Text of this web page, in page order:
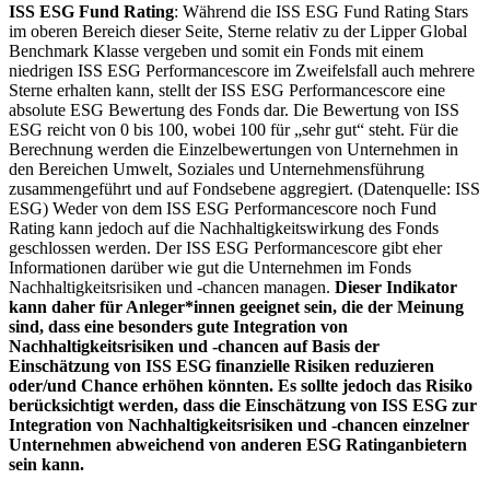
ISS ESG Fund Rating: Während die ISS ESG Fund Rating Stars
im oberen Bereich dieser Seite, Sterne relativ zu der Lipper Global
Benchmark Klasse vergeben und somit ein Fonds mit einem
niedrigen ISS ESG Performancescore im Zweifelsfall auch mehrere
Sterne erhalten kann, stellt der ISS ESG Performancescore eine
absolute ESG Bewertung des Fonds dar. Die Bewertung von ISS
ESG reicht von 0 bis 100, wobei 100 für „sehr gut“ steht. Für die
Berechnung werden die Einzelbewertungen von Unternehmen in
den Bereichen Umwelt, Soziales und Unternehmensführung
zusammengeführt und auf Fondsebene aggregiert. (Datenquelle: ISS
ESG) Weder von dem ISS ESG Performancescore noch Fund
Rating kann jedoch auf die Nachhaltigkeitswirkung des Fonds
geschlossen werden. Der ISS ESG Performancescore gibt eher
Informationen darüber wie gut die Unternehmen im Fonds
Nachhaltigkeitsrisiken und -chancen managen. Dieser Indikator
kann daher für Anleger*innen geeignet sein, die der Meinung
sind, dass eine besonders gute Integration von
Nachhaltigkeitsrisiken und -chancen auf Basis der
Einschätzung von ISS ESG finanzielle Risiken reduzieren
oder/und Chance erhöhen könnten. Es sollte jedoch das Risiko
berücksichtigt werden, dass die Einschätzung von ISS ESG zur
Integration von Nachhaltigkeitsrisiken und -chancen einzelner
Unternehmen abweichend von anderen ESG Ratinganbietern
sein kann.